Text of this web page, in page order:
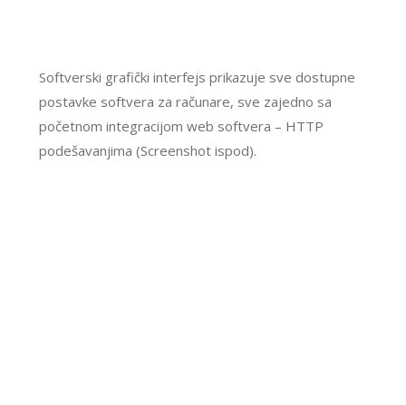
Softverski grafički interfejs prikazuje sve dostupne
postavke softvera za računare, sve zajedno sa
početnom integracijom web softvera – HTTP
podešavanjima (Screenshot ispod).